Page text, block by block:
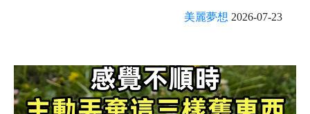
美麗夢想 2026-07-23